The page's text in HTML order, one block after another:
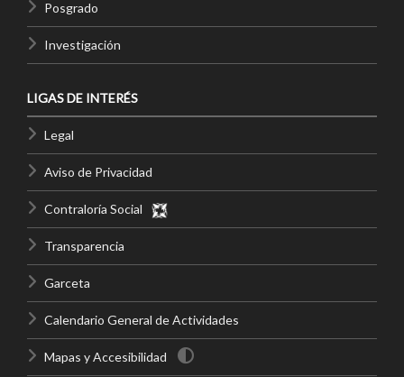
Posgrado
Investigación
LIGAS DE INTERÉS
Legal
Aviso de Privacidad
Contraloría Social
Transparencia
Garceta
Calendario General de Actividades
Mapas y Accesibilidad